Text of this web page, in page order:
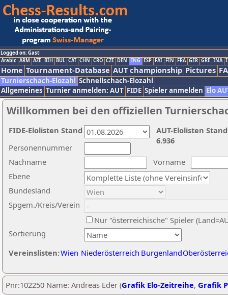
Logged on: Gast
Arabic ARM AZE BIH BUL CAT CHN CRO CZE DEN ENG ESP FAI FIN FRA GER GRE INA
Home Tournament-Database AUT championship Pictures
Turnierschach-Elozahl Schnellschach-Elozahl
Allgemeines Turnier anmelden: AUT FIDE Spieler anmelden Elo
Willkommen bei den offiziellen
Nachname
Vorname
Ebene
Sortierung
Personennummer
Bundesland
Spgem./Kreis/Verein
Nur "österreichische" Spieler
Vereinslisten:Wien Niederösterreich Burgenland
AUT-Elolisten
6.936
FIDE-Elolisten Stand
Pnr:102250 Name: Andreas Eder (Grafik Elo-Zeitreihe, Grafik